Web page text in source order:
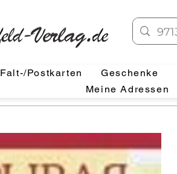
Falt-/Postkarten Geschenke
Meine Adressen